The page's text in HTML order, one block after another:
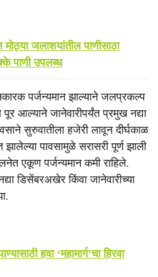
जलाशयांतील पाणीसाठा
पाणी उपलब्ध
पर्जन्यमान झाल्याने जलप्रकल्प
आल्याने जानेवारीपर्यंत प्रमुख नद्या
सुरुवातीला हजेरी लावून दीर्घकाळ
झालेल्या पावसामुळे सरासरी पूर्ण झाली
एकूण पर्जन्यमान कमी राहिले.
डिसेंबरअखेर किंवा जानेवारीच्या
हवा ‘महामार्ग’चा हिरवा